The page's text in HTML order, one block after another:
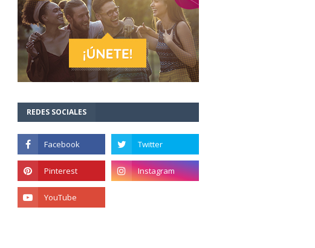
REDES SOCIALES